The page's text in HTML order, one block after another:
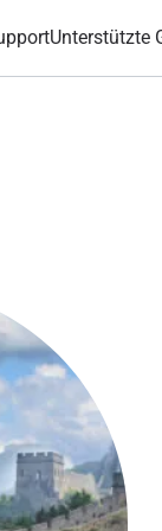
Unterstützte